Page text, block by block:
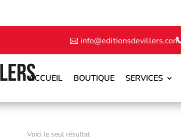
info@editionsdevillers.com
ACCUEIL BOUTIQUE SERVICES
Voici le seul résultat